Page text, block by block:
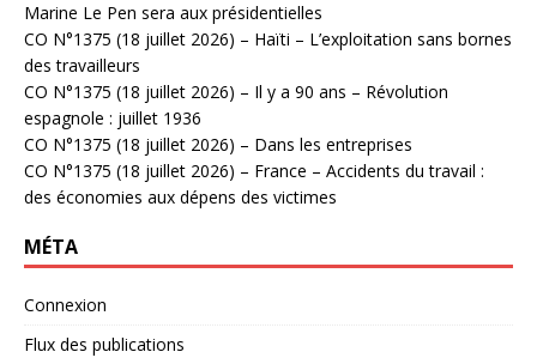
Marine Le Pen sera aux présidentielles
CO N°1375 (18 juillet 2026) – Haïti – L’exploitation sans bornes
des travailleurs
CO N°1375 (18 juillet 2026) – Il y a 90 ans – Révolution
espagnole : juillet 1936
CO N°1375 (18 juillet 2026) – Dans les entreprises
CO N°1375 (18 juillet 2026) – France – Accidents du travail :
des économies aux dépens des victimes
MÉTA
Connexion
Flux des publications